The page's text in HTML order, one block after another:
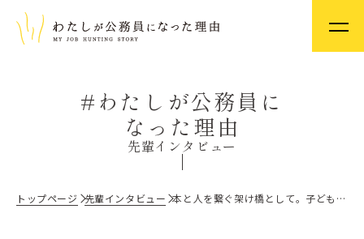
#わたしが公務員に
なった理由
先輩インタビュー
トップページ 先輩インタビュー 本と人を繋ぐ架け橋として。子どもたちの笑顔と利用者の「ありがとう」がやりがいの司書という仕事。